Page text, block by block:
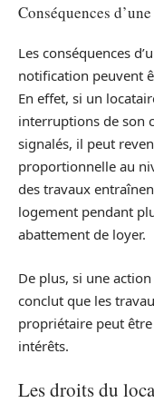
Conséquences
Les conséquences
notification peuvent
En effet, si un
interruptions de son
signalés, il peut
proportionnelle au
des travaux
logement pendant
abattement de loyer.
De plus, si une
conclut que les
propriétaire peut
intérêts.
Les droits du